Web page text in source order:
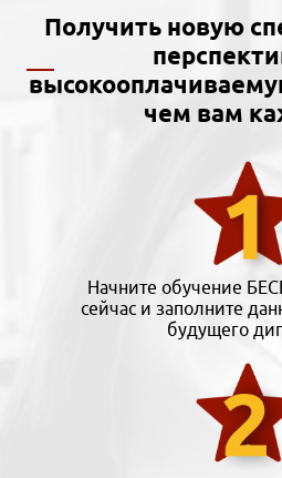
Получить новую
чем вам
Начните обучение
сейчас и заполните
будущего